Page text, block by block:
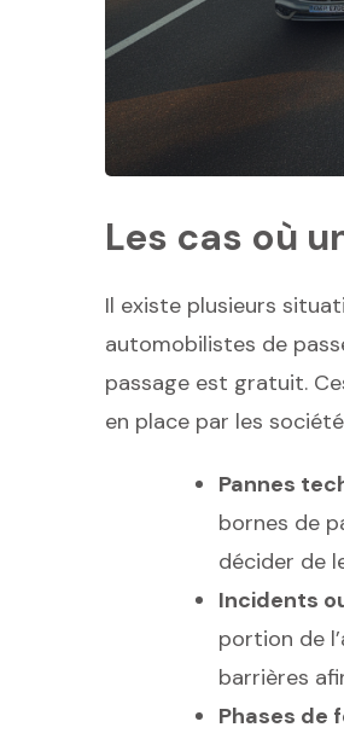
Les cas où
Il existe plusieurs
automobilistes de
passage est gratuit.
en place par les
Pannes
bornes de
décider de
Incidents
portion de
barrières
Phases de